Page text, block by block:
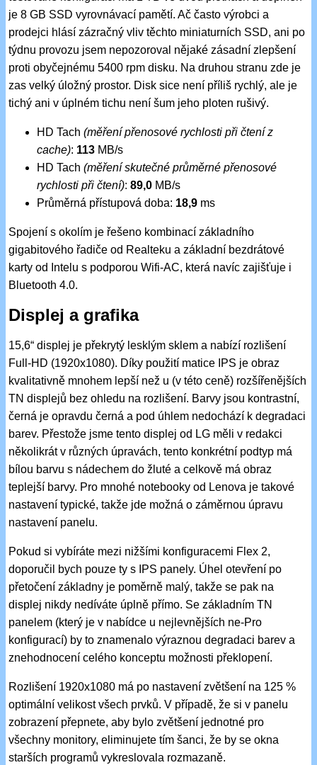
je 8 GB SSD vyrovnávací pamětí. Ač často výrobci a
prodejci hlásí zázračný vliv těchto miniaturních SSD, ani po
týdnu provozu jsem nepozoroval nějaké zásadní zlepšení
proti obyčejnému 5400 rpm disku. Na druhou stranu zde je
zas velký úložný prostor. Disk sice není příliš rychlý, ale je
tichý ani v úplném tichu není šum jeho ploten rušivý.
HD Tach(měření přenosové rychlosti při čtení z
cache): 113 MB/s
HD Tach(měření skutečné průměrné přenosové
rychlosti při čtení):89,0 MB/s
Průměrná přístupová doba: 18,9 ms
Spojení s okolím je řešeno kombinací základního
gigabitového řadiče od Realteku a základní bezdrátové
karty od Intelu s podporou Wifi-AC, která navíc zajišťuje i
Bluetooth 4.0.
Displej a grafika
15,6“ displej je překrytý lesklým sklem a nabízí rozlišení
Full-HD (1920x1080). Díky použití matice IPS je obraz
kvalitativně mnohem lepší než u (v této ceně) rozšířenějších
TN displejů bez ohledu na rozlišení. Barvy jsou kontrastní,
černá je opravdu černá a pod úhlem nedochází k degradaci
barev. Přestože jsme tento displej od LG měli v redakci
několikrát v různých úpravách, tento konkrétní podtyp má
bílou barvu s nádechem do žluté a celkově má obraz
teplejší barvy. Pro mnohé notebooky od Lenova je takové
nastavení typické, takže jde možná o záměrnou úpravu
nastavení panelu.
Pokud si vybíráte mezi nižšími konfiguracemi Flex 2,
doporučil bych pouze ty s IPS panely. Úhel otevření po
přetočení základny je poměrně malý, takže se pak na
displej nikdy nedíváte úplně přímo. Se základním TN
panelem (který je v nabídce u nejlevnějších ne-Pro
konfigurací) by to znamenalo výraznou degradaci barev a
znehodnocení celého konceptu možnosti překlopení.
Rozlišení 1920x1080 má po nastavení zvětšení na 125 %
optimální velikost všech prvků. V případě, že si v panelu
zobrazení přepnete, aby bylo zvětšení jednotné pro
všechny monitory, eliminujete tím šanci, že by se okna
starších programů vykreslovala rozmazaně.